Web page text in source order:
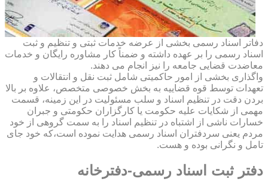
دفاتر اسناد رسمی بخشی از عرضه خدمات ثبتی و تنظیم و ثبت
اسناد رسمی را بر عهده داشته و ضمناً کار مشاوره رایگان و خدمات
معاضدت قضایی جامعه را نیز انجام می دهند.
واگذاری بخشی از امور حاکمیتی شامل ثبت نقل و انتقالات و
تعهدات توسط قوه قضاییه به بخش خصوصی متخصص، علاوه بر بالا
بردن دقت در تنظیم اسناد و سلب مسئولیت در این زمینه، قسمت
مهمی از شکایات علیه حکومت یا کارگزاران حکومتی و جبران
خسارات ناشی از اشتباه در تنظیم اسناد را به سمت گروهی از خود
مردم یعنی سردفتران اسناد رسمی هدایت نموده است،که خود جای
تامل و نگرانی بوده و هست.
دفتر ثبت اسناد رسمی-دفترخانه